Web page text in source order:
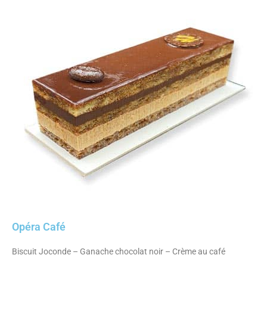
Opéra Café
Biscuit Joconde – Ganache chocolat noir – Crème au café